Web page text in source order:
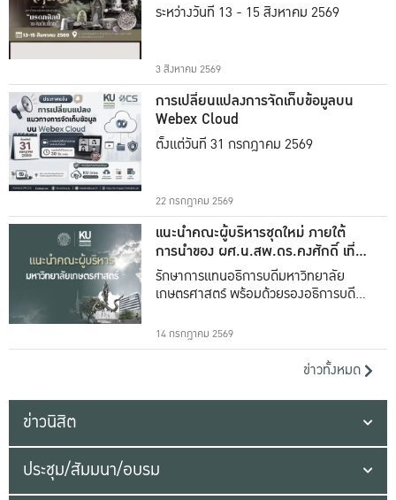
ระหว่างวันที่ 13 - 15 สิงหาคม 2569
3 สิงหาคม 2569
การเปลี่ยนแปลงการจัดเก็บข้อมูลบน
Webex Cloud
ตั้งแต่วันที่ 31 กรกฎาคม 2569
22 กรกฎาคม 2569
แนะนำคณะผู้บริหารชุดใหม่ ภายใต้
การนำของ ผศ.น.สพ.ดร.คงศักดิ์ เที่ยง
ธรรม
รักษาการแทนอธิการบดีมหาวิทยาลัย
เกษตรศาสตร์ พร้อมด้วยรองอธิการบดีทั้ง
14 กรกฎาคม 2569
ข่าวทั้งหมด
ข่าวนิสิต
ประชุม/สัมมนา/อบรม